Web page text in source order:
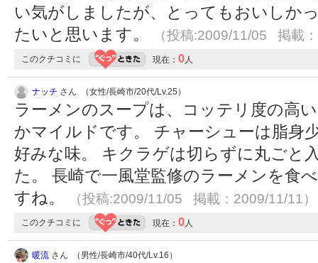
い気がしましたが、とってもおいしか
たいと思います。
（投稿:2009/11/05 掲載
このクチコミに 現在： 0人
ナッチ さん （女性/長崎市/20代/Lv.25）
ラーメンのスープは、コッテリ度の高
かマイルドです。 チャーシューは脂身
好みな味。 キクラゲは切らずに丸ごと
た。 長崎で一風堂監修のラーメンを食
すね。
（投稿:2009/11/05 掲載：2009/11/11）
このクチコミに 現在： 0人
暖流 さん （男性/長崎市/40代/Lv.16）